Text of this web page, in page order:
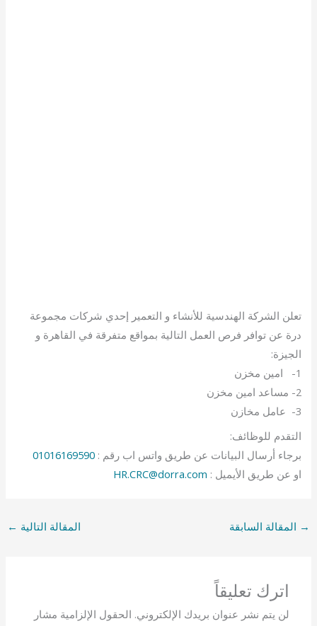
تعلن الشركة الهندسية للأنشاء و التعمير إحدي شركات مجموعة
درة عن توافر فرص العمل التالية بمواقع متفرقة في القاهرة و
الجيزة:
1- امين مخزن
2- مساعد امين مخزن
3- عامل مخازن
التقدم للوظائف:
برجاء أرسال البيانات عن طريق واتس اب رقم :01016169590
او عن طريق الأيميل : HR.CRC@dorra.com
→ المقالة السابقة المقالة التالية ←
اترك تعليقاً
لن يتم نشر عنوان بريدك الإلكتروني. الحقول الإلزامية مشار